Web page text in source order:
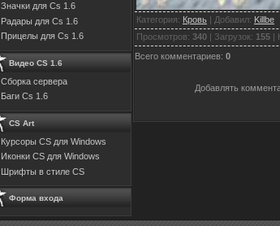
Значки для Cs 1.6
Радары для Cs 1.6
Прицелы для Cs 1.6
Видео CS 1.6
Сборка сервера
Баги Cs 1.6
CS Art
Курсоры CS для Windows
Иконки CS для Windows
Шрифты в стиле CS
Форма входа
Категория: Кровь | Добавил: Killbe
Просмотров: 340 | Загрузок: 155 |
Всего комментариев: 0
Добавлять